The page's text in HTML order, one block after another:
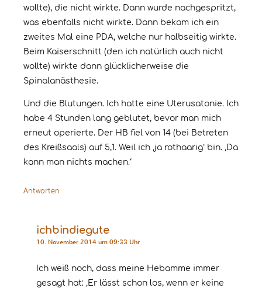
wollte), die nicht wirkte. Dann wurde nachgespritzt,
was ebenfalls nicht wirkte. Dann bekam ich ein
zweites Mal eine PDA, welche nur halbseitig wirkte.
Beim Kaiserschnitt (den ich natürlich auch nicht
wollte) wirkte dann glücklicherweise die
Spinalanästhesie.
Und die Blutungen. Ich hatte eine Uterusatonie. Ich
habe 4 Stunden lang geblutet, bevor man mich
erneut operierte. Der HB fiel von 14 (bei Betreten
des Kreißsaals) auf 5,1. Weil ich ‚ja rothaarig‘ bin. ‚Da
kann man nichts machen.‘
Antworten
ichbindiegute
10. November 2014 um 09:33 Uhr
Ich weiß noch, dass meine Hebamme immer
gesagt hat: ‚Er lässt schon los, wenn er keine